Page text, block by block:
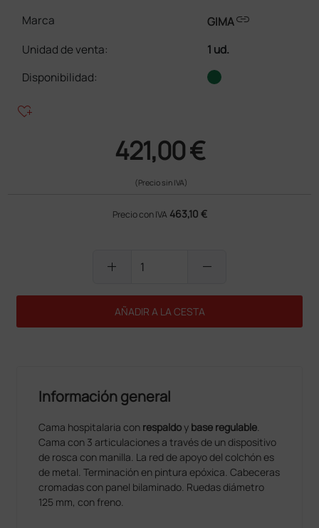
Marca
GIMAlink
Unidad de venta:
1 ud.
Disponibilidad:
heart_plus
421,00 €
(Precio sin IVA)
Precio con IVA 463,10 €
add remove
AÑADIR A LA CESTA
Información general
Cama hospitalaria con respaldo y base regulable
Cama con 3 articulaciones a través de un dispositivo
de rosca con manilla. La red de apoyo del colchón es
de metal. Terminación en pintura epóxica. Cabeceras
cromadas con panel bilaminado. Ruedas diámetro
125 mm, con freno.